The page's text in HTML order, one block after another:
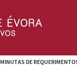
MINUTAS DE